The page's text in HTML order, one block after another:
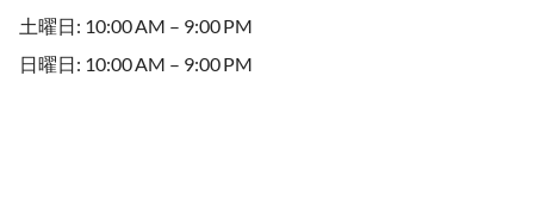
土曜日: 10:00 AM – 9:00 PM
日曜日: 10:00 AM – 9:00 PM